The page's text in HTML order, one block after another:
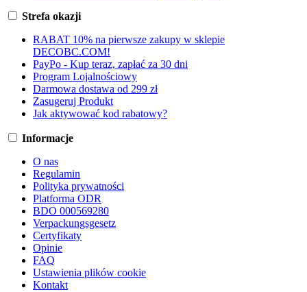
Strefa okazji
RABAT 10% na pierwsze zakupy w sklepie
DECOBC.COM!
PayPo - Kup teraz, zapłać za 30 dni
Program Lojalnościowy
Darmowa dostawa od 299 zł
Zasugeruj Produkt
Jak aktywować kod rabatowy?
Informacje
O nas
Regulamin
Polityka prywatności
Platforma ODR
BDO 000569280
Verpackungsgesetz
Certyfikaty
Opinie
FAQ
Ustawienia plików cookie
Kontakt